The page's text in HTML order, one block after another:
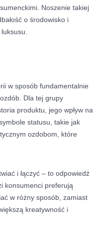
Noszenie takiej
o środowisko i
w sposób fundamentalnie
Dla tej grupy
produktu, jego wpływ na
statusu, takie jak
ozdobom, które
i łączyć – to odpowiedź
konsumenci preferują
w różny sposób, zamiast
kreatywność i